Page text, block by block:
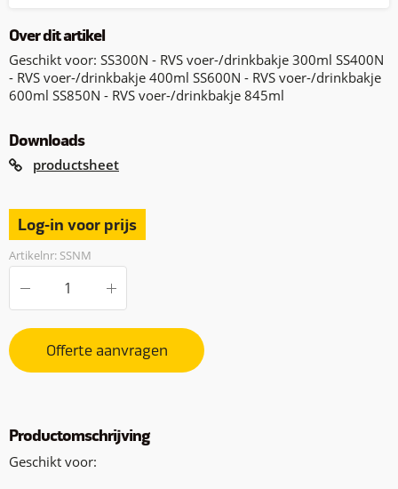
Over dit artikel
Geschikt voor: SS300N - RVS voer-/drinkbakje 300ml SS400N
- RVS voer-/drinkbakje 400ml SS600N - RVS voer-/drinkbakje
600ml SS850N - RVS voer-/drinkbakje 845ml
Downloads
productsheet
Log-in voor prijs
Artikelnr: SSNM
Offerte aanvragen
Productomschrijving
Geschikt voor: